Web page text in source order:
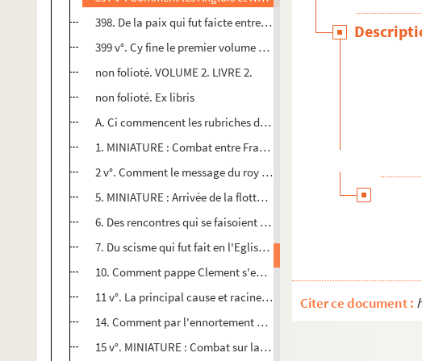
398. De la paix qui fut faicte entre le roy d'Espaigne et le roy de
399 v°. Cy fine le premier volume des croniques sire Jehan Froissart.
non folioté. VOLUME 2. LIVRE 2.
non folioté. Ex libris
A. Ci commencent les rubriches du second volume des Croniques
1. MINIATURE : Combat entre Français et Anglais (à préciser),
2 v°. Comment le message du roy Charles de France fut
5. MINIATURE : Arrivée de la flotte du duc de Salisbury à
6. Des rencontres qui se faisoient en Normandie, et comment
7. Du scisme qui fut fait en l'Eglise et la maniere comment, et
10. Comment pappe Clement s'en vint en Avignon. Et du don
11 v°. La principal cause et racine de la guerre du conte de
14. Comment par l'ennortement de Jehan Lyon les Gantoys
15 v°. MINIATURE : Combat sur la place du marché de Gand,
Citer ce document :